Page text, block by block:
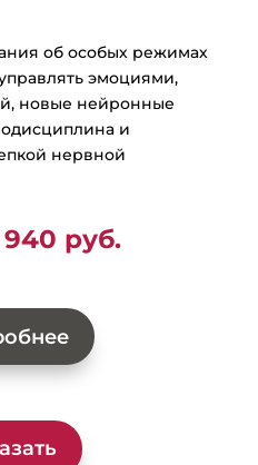
об особых режимах
эмоциями,
новые нейронные
и
нервной
руб.